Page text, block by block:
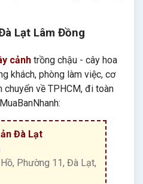
Lạt Lâm Đồng
cảnhtrồng chậu - cây hoa
khách, phòng làm việc, cơ
chuyển về TPHCM, đi toàn
Đà Lạt
Phường 11, Đà Lạt,